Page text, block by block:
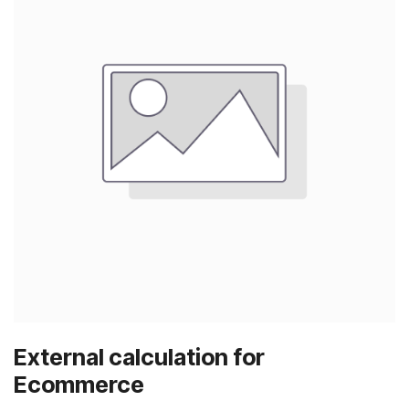
External calculation for
Ecommerce